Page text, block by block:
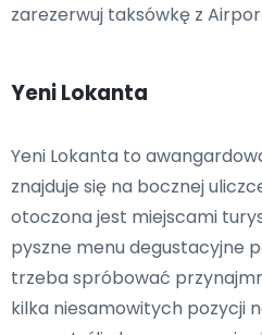
zarezerwuj taksówkę z
Yeni Lokanta
Yeni Lokanta to
znajduje się na bocznej
otoczona jest miejscami
pyszne menu degustacyjne
trzeba spróbować
kilka niesamowitych pozycji